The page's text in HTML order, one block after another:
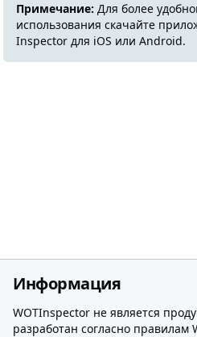
Примечание: Для более
использования скачайте
Inspector для iOS или Android.
Информация
WOTInspector не является
разработан согласно правилам